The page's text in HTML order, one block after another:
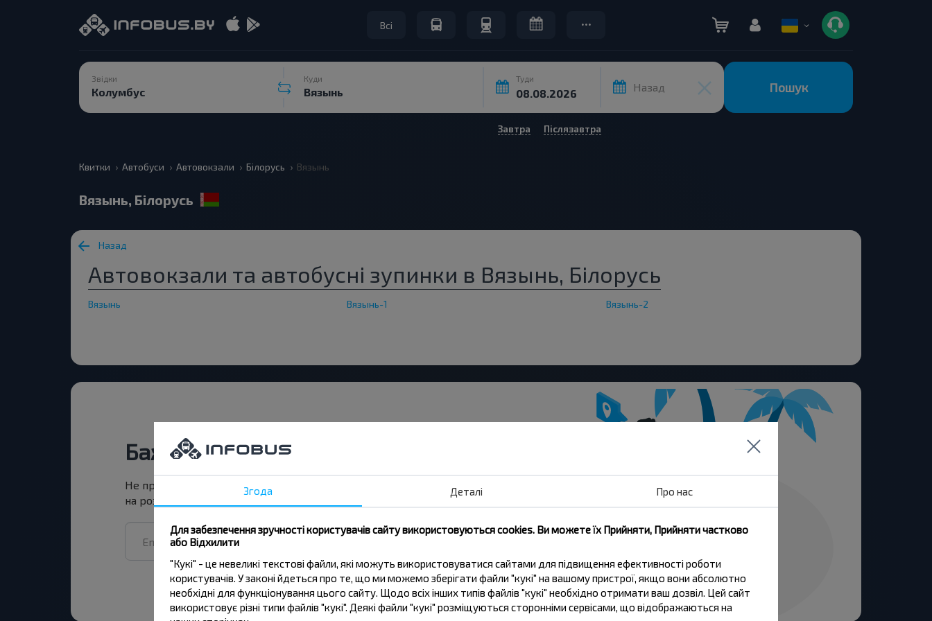
Всі
Звідки Куди Туди
Назад Пошук
Завтра Післязавтра
Квитки Автобуси Автовокзали Білорусь Вязынь
Вязынь, Білорусь
Назад
Автовокзали та автобусні зупинки в Вязынь, Білорусь
Вязынь Вязынь-1 Вязынь-2
Бажаєте подорожувати дешевше?
Не пропусти акції, знижки та спеціальні пропозиції, INFOBUS. Підпишись
на розсилку та подорожуй з нами дешевше!
Згода Деталі Про нас
Для забезпечення зручності користувачів сайту використовуються cookies. Ви можете їх Прийняти, Прийняти частково
або Відхилити
"Кукі" - це невеликі текстові файли, які можуть використовуватися сайтами для підвищення ефективності роботи
користувачів. У законі йдеться про те, що ми можемо зберігати файли "кукі" на вашому пристрої, якщо вони абсолютно
необхідні для функціонування цього сайту. Щодо всіх інших типів файлів "кукі" необхідно отримати ваш дозвіл. Цей сайт
використовує різні типи файлів "кукі". Деякі файли "кукі" розміщуються сторонніми сервісами, що відображаються на